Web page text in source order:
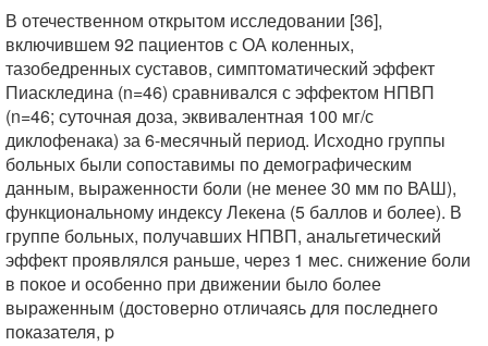
В отечественном открытом исследовании [36],
включившем 92 пациентов с ОА коленных,
тазобедренных суставов, симптоматический эффект
Пиаскледина (n=46) сравнивался с эффектом НПВП
(n=46; суточная доза, эквивалентная 100 мг/с
диклофенака) за 6-месячный период. Исходно группы
больных были сопоставимы по демографическим
данным, выраженности боли (не менее 30 мм по ВАШ),
функциональному индексу Лекена (5 баллов и более). В
группе больных, получавших НПВП, анальгетический
эффект проявлялся раньше, через 1 мес. снижение боли
в покое и особенно при движении было более
выраженным (достоверно отличаясь для последнего
показателя, p